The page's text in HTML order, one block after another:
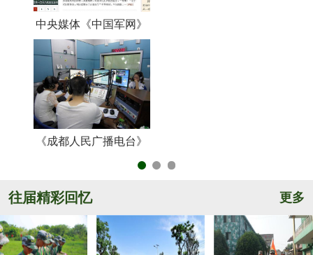
中央媒体《中国军网》
《成都人民广播电台》
往届精彩回忆 更多